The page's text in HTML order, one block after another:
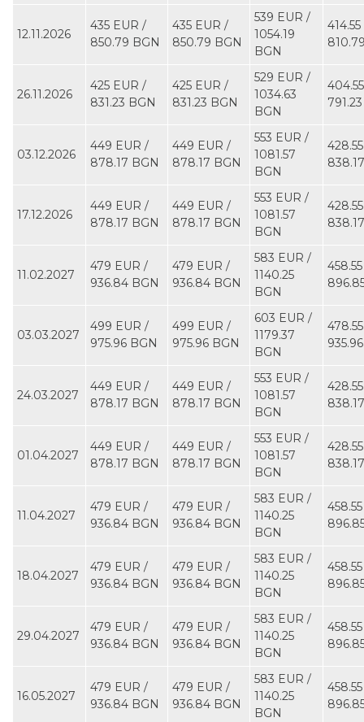
12.11.2026
435 EUR ∕
850.79 BGN
435 EUR ∕
850.79 BGN
539 EUR ∕
1054.19
BGN
26.11.2026
425 EUR ∕
831.23 BGN
425 EUR ∕
831.23 BGN
529 EUR ∕
1034.63
BGN
03.12.2026
449 EUR ∕
878.17 BGN
449 EUR ∕
878.17 BGN
553 EUR ∕
1081.57
BGN
17.12.2026
449 EUR ∕
878.17 BGN
449 EUR ∕
878.17 BGN
553 EUR ∕
1081.57
BGN
11.02.2027
479 EUR ∕
936.84 BGN
479 EUR ∕
936.84 BGN
583 EUR ∕
1140.25
BGN
03.03.2027
499 EUR ∕
975.96 BGN
499 EUR ∕
975.96 BGN
603 EUR ∕
1179.37
BGN
24.03.2027
449 EUR ∕
878.17 BGN
449 EUR ∕
878.17 BGN
553 EUR ∕
1081.57
BGN
01.04.2027
449 EUR ∕
878.17 BGN
449 EUR ∕
878.17 BGN
553 EUR ∕
1081.57
BGN
11.04.2027
479 EUR ∕
936.84 BGN
479 EUR ∕
936.84 BGN
583 EUR ∕
1140.25
BGN
18.04.2027
479 EUR ∕
936.84 BGN
479 EUR ∕
936.84 BGN
583 EUR ∕
1140.25
BGN
29.04.2027
479 EUR ∕
936.84 BGN
479 EUR ∕
936.84 BGN
583 EUR ∕
1140.25
BGN
16.05.2027
479 EUR ∕
936.84 BGN
479 EUR ∕
936.84 BGN
583 EUR ∕
1140.25
BGN